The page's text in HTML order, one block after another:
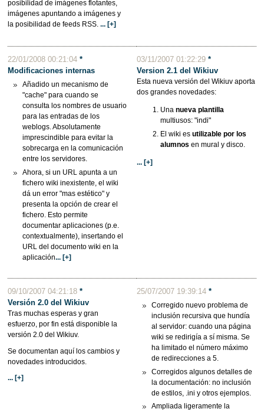
posibilidad de imágenes flotantes,
imágenes apuntando a imágenes y
la posibilidad de feeds RSS. ... [+]
22/01/2008 00:21:04 *
Modificaciones internas
Añadido un mecanismo de
"cache" para cuando se
consulta los nombres de usuario
para las entradas de los
weblogs. Absolutamente
imprescindible para evitar la
sobrecarga en la comunicación
entre los servidores.
Ahora, si un URL apunta a un
fichero wiki inexistente, el wiki
dá un error "mas estético" y
presenta la opción de crear el
fichero. Esto permite
documentar aplicaciones (p.e.
contextualmente), insertando el
URL del documento wiki en la
aplicación... [+]
03/11/2007 01:22:29*
Version 2.1 del Wikiuv
Esta nueva versión del Wikiuv aporta
dos grandes novedades:
Unanueva plantilla
multiusos: "indi"
El wiki esutilizable por los
alumnos en mural y disco.
... [+]
09/10/2007 04:21:18 *
Versión 2.0 del Wikiuv
Tras muchas esperas y gran
esfuerzo, por fin está disponible la
versión 2.0 del Wikiuv.
Se documentan aquí los cambios y
novedades introducidos.
... [+]
25/07/2007 19:39:14*
Corregido nuevo problema de
inclusión recursiva que hundía
al servidor: cuando una página
wiki se redirigía a sí misma. Se
ha limitado el número máximo
de redirecciones a 5.
Corregidos algunos detalles de
la documentación: no inclusión
de estilos, .ini y otros ejemplos.
Ampliada ligeramente la